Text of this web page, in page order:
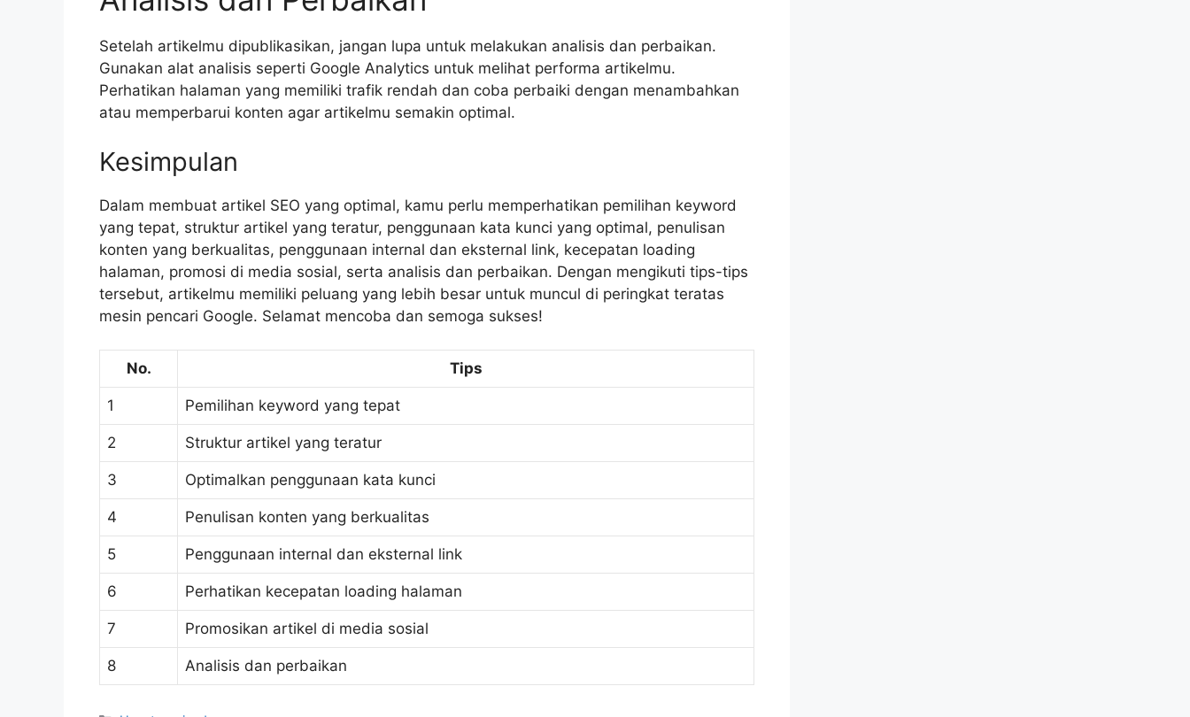
Setelah artikelmu dipublikasikan, jangan lupa untuk melakukan analisis dan perbaikan.
Gunakan alat analisis seperti Google Analytics untuk melihat performa artikelmu.
Perhatikan halaman yang memiliki trafik rendah dan coba perbaiki dengan menambahkan
atau memperbarui konten agar artikelmu semakin optimal.
Kesimpulan
Dalam membuat artikel SEO yang optimal, kamu perlu memperhatikan pemilihan keyword
yang tepat, struktur artikel yang teratur, penggunaan kata kunci yang optimal, penulisan
konten yang berkualitas, penggunaan internal dan eksternal link, kecepatan loading
halaman, promosi di media sosial, serta analisis dan perbaikan. Dengan mengikuti tips-tips
tersebut, artikelmu memiliki peluang yang lebih besar untuk muncul di peringkat teratas
mesin pencari Google. Selamat mencoba dan semoga sukses!
No. Tips
1 Pemilihan keyword yang tepat
2 Struktur artikel yang teratur
3 Optimalkan penggunaan kata kunci
4 Penulisan konten yang berkualitas
5 Penggunaan internal dan eksternal link
6 Perhatikan kecepatan loading halaman
7 Promosikan artikel di media sosial
8 Analisis dan perbaikan